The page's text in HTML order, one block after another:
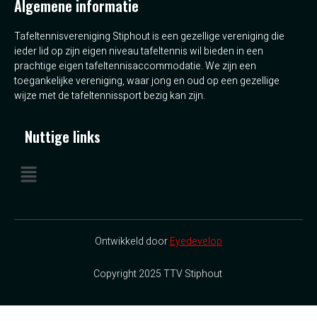
Algemene informatie
Tafeltennisvereniging Stiphout is een gezellige vereniging die
ieder lid op zijn eigen niveau tafeltennis wil bieden in een
prachtige eigen tafeltennisaccommodatie. We zijn een
toegankelijke vereniging, waar jong en oud op een gezellige
wijze met de tafeltennissport bezig kan zijn.
Nuttige links
Ontwikkeld doorEyedevelop
Copyright 2025 TTV Stiphout